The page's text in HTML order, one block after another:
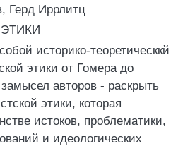
Герд Иррлитц
историко-теоретическкй
этики от Гомера до
авторов - раскрыть
этики, которая
истоков, проблематики,
и идеологических